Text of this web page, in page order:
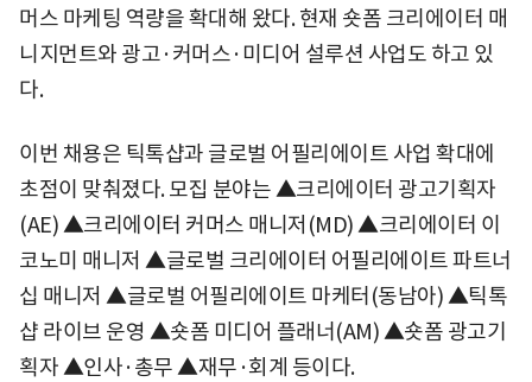
머스 마케팅 역량을 확대해 왔다. 현재 숏폼 크리에이터 매
니지먼트와 광고·커머스·미디어 설루션 사업도 하고 있
다.
이번 채용은 틱톡샵과 글로벌 어필리에이트 사업 확대에
초점이 맞춰졌다. 모집 분야는 ▲크리에이터 광고기획자
(AE) ▲크리에이터 커머스 매니저(MD) ▲크리에이터 이
코노미 매니저 ▲글로벌 크리에이터 어필리에이트 파트너
십 매니저 ▲글로벌 어필리에이트 마케터(동남아) ▲틱톡
샵 라이브 운영 ▲숏폼 미디어 플래너(AM) ▲숏폼 광고기
획자 ▲인사·총무 ▲재무·회계 등이다.